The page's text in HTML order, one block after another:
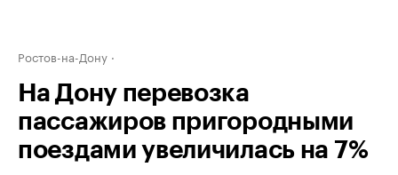
Ростов-на-Дону
На Дону перевозка
пассажиров пригородными
поездами увеличилась на 7%